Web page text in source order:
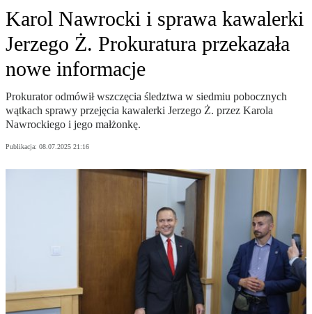
Karol Nawrocki i sprawa kawalerki
Jerzego Ż. Prokuratura przekazała
nowe informacje
Prokurator odmówił wszczęcia śledztwa w siedmiu pobocznych
wątkach sprawy przejęcia kawalerki Jerzego Ż. przez Karola
Nawrockiego i jego małżonkę.
Publikacja: 08.07.2025 21:16